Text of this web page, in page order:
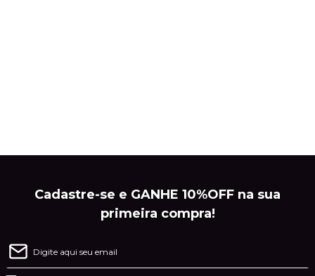
Cadastre-se e GANHE 10%OFF na sua
primeira compra!